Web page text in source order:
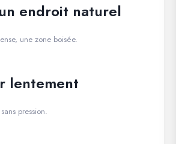
endroit naturel
une zone boisée.
lentement
pression.